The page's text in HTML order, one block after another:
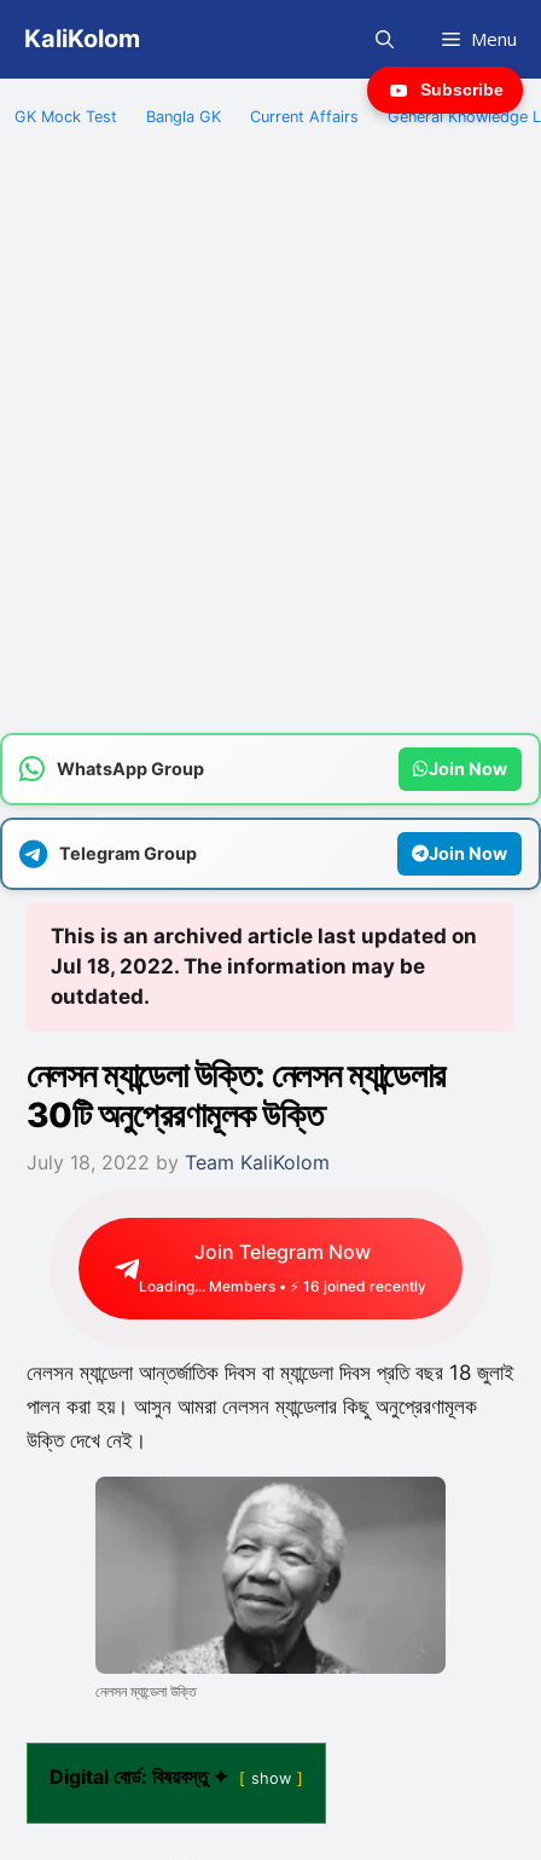
content
KaliKolom Menu
GK Mock Test Bangla GK Current Affairs General Knowledge
WhatsApp Group Join Now
Telegram Group Join Now
Subscribe
This is an archived article last updated on
Jul 18, 2022. The information may be
outdated.
নেলসন ম্যান্ডেলা উক্তি: নেলসন ম্যান্ডেলার
30টি অনুপ্রেরণামূলক উক্তি
July 18, 2022 by Team KaliKolom
Join Telegram Now
Loading... Members • ⚡ 27 joined recently
নেলসন ম্যান্ডেলা আন্তর্জাতিক দিবস বা ম্যান্ডেলা দিবস প্রতি বছর 18 জুলাই
পালন করা হয়। আসুন আমরা নেলসন ম্যান্ডেলার কিছু অনুপ্রেরণামূলক
উক্তি দেখে নেই।
নেলসন ম্যান্ডেলা উক্তি
Digital বোর্ড: বিষয়বস্তু ✦ show